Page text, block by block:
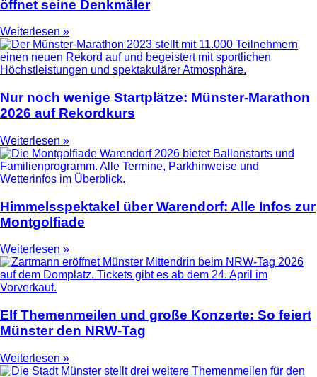
öffnet seine Denkmäler
Weiterlesen »
Nur noch wenige Startplätze: Münster-Marathon
2026 auf Rekordkurs
Weiterlesen »
Himmelsspektakel über Warendorf: Alle Infos zur
Montgolfiade
Weiterlesen »
Elf Themenmeilen und große Konzerte: So feiert
Münster den NRW-Tag
Weiterlesen »